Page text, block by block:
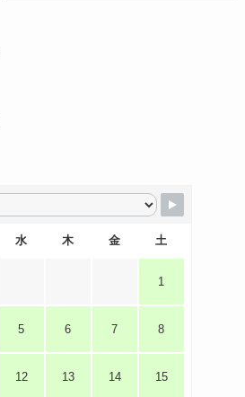
水 木 金 土
1
5 6 7 8
12 13 14 15